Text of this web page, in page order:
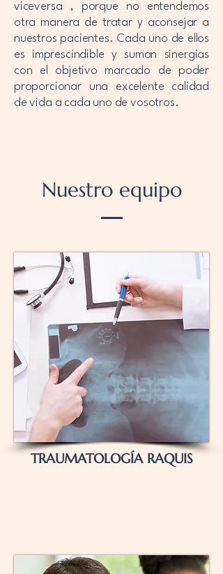
viceversa , porque no entendemos
otra manera de tratar y aconsejar a
nuestros pacientes. Cada uno de ellos
es imprescindible y suman sinergias
con el objetivo marcado de poder
proporcionar una excelente calidad
de vida a cada uno de vosotros.
Nuestro equipo
TRAUMATOLOGÍA RAQUIS